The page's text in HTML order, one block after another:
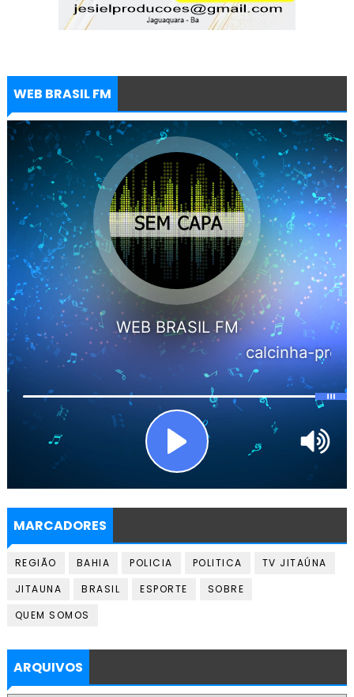
WEB BRASIL FM
MARCADORES
REGIÃO BAHIA POLICIA POLITICA
TV JITAÚNA
JITAUNA
BRASIL ESPORTE
SOBRE
QUEM SOMOS
ARQUIVOS